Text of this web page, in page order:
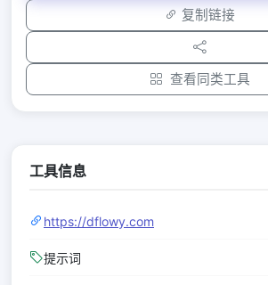
复制链接
查看同类工具
工具信息
https://dflowy.com
提示词